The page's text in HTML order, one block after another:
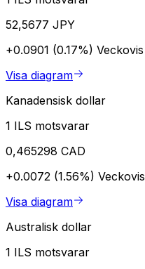
52,5677 JPY
+0.0901 (0.17%) Veckovis
Visa diagram
Kanadensisk dollar
1 ILS motsvarar
0,465298 CAD
+0.0072 (1.56%) Veckovis
Visa diagram
Australisk dollar
1 ILS motsvarar